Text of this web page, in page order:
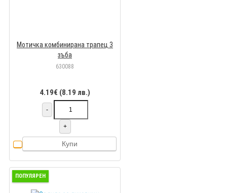
Мотичка комбинирана трапец 3
зъба
630088
4.19€ (8.19 лв.)
-
+
Купи
ПОПУЛЯРЕН